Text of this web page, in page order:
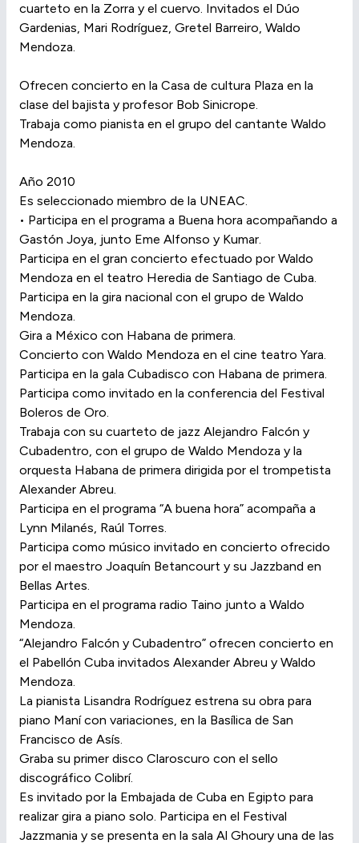
cuarteto en la Zorra y el cuervo. Invitados el Dúo
Gardenias, Mari Rodríguez, Gretel Barreiro, Waldo
Mendoza.
Ofrecen concierto en la Casa de cultura Plaza en la
clase del bajista y profesor Bob Sinicrope.
Trabaja como pianista en el grupo del cantante Waldo
Mendoza.
Año 2010
Es seleccionado miembro de la UNEAC.
• Participa en el programa a Buena hora acompañando a
Gastón Joya, junto Eme Alfonso y Kumar.
Participa en el gran concierto efectuado por Waldo
Mendoza en el teatro Heredia de Santiago de Cuba.
Participa en la gira nacional con el grupo de Waldo
Mendoza.
Gira a México con Habana de primera.
Concierto con Waldo Mendoza en el cine teatro Yara.
Participa en la gala Cubadisco con Habana de primera.
Participa como invitado en la conferencia del Festival
Boleros de Oro.
Trabaja con su cuarteto de jazz Alejandro Falcón y
Cubadentro, con el grupo de Waldo Mendoza y la
orquesta Habana de primera dirigida por el trompetista
Alexander Abreu.
Participa en el programa “A buena hora” acompaña a
Lynn Milanés, Raúl Torres.
Participa como músico invitado en concierto ofrecido
por el maestro Joaquín Betancourt y su Jazzband en
Bellas Artes.
Participa en el programa radio Taino junto a Waldo
Mendoza.
“Alejandro Falcón y Cubadentro” ofrecen concierto en
el Pabellón Cuba invitados Alexander Abreu y Waldo
Mendoza.
La pianista Lisandra Rodríguez estrena su obra para
piano Maní con variaciones, en la Basílica de San
Francisco de Asís.
Graba su primer disco Claroscuro con el sello
discográfico Colibrí.
Es invitado por la Embajada de Cuba en Egipto para
realizar gira a piano solo. Participa en el Festival
Jazzmania y se presenta en la sala Al Ghoury una de las